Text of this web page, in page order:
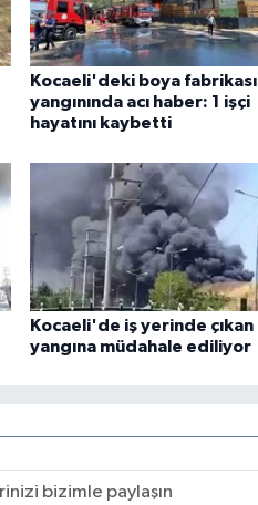
Kocaeli'deki boya fabrikası
yangınında acı haber: 1 işçi
hayatını kaybetti
Kocaeli'de iş yerinde çıkan
yangına müdahale ediliyor